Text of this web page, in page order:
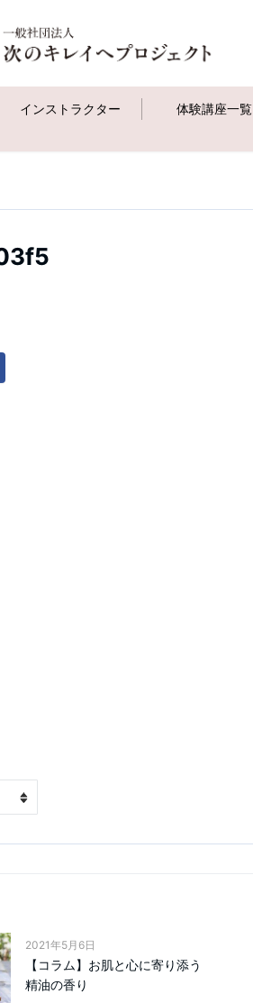
インストラクター 体験講座一覧
2021年5月6日
【コラム】お肌と心に寄り添う
精油の香り